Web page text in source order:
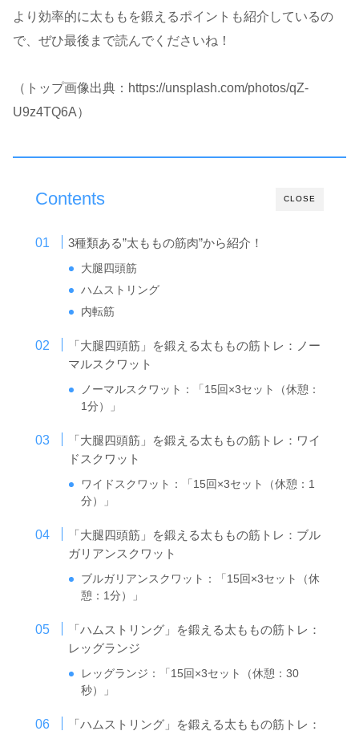
より効率的に太ももを鍛えるポイントも紹介しているの
で、ぜひ最後まで読んでくださいね！
（トップ画像出典：https://unsplash.com/photos/qZ-
U9z4TQ6A）
CLOSE
Contents
3種類ある”太ももの筋肉”から紹介！
大腿四頭筋
ハムストリング
内転筋
「大腿四頭筋」を鍛える太ももの筋トレ：ノー
マルスクワット
ノーマルスクワット：「15回×3セット（休憩：
1分）」
「大腿四頭筋」を鍛える太ももの筋トレ：ワイ
ドスクワット
ワイドスクワット：「15回×3セット（休憩：1
分）」
「大腿四頭筋」を鍛える太ももの筋トレ：ブル
ガリアンスクワット
ブルガリアンスクワット：「15回×3セット（休
憩：1分）」
「ハムストリング」を鍛える太ももの筋トレ：
レッグランジ
レッグランジ：「15回×3セット（休憩：30
秒）」
「ハムストリング」を鍛える太ももの筋トレ：